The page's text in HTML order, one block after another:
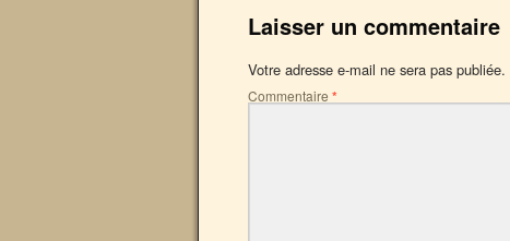
Laisser un commentaire
Votre adresse e-mail ne sera pas publiée.
Commentaire *